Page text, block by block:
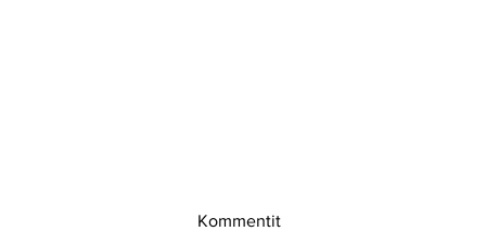
Kommentit